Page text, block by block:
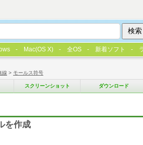
線 > モールス符号
スクリーンショット ダウンロード
を作成
Mac(OS X) 全OS 新着ソフト